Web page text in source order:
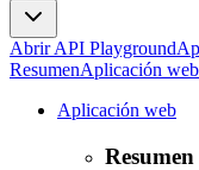
Abrir API Playground
ResumenAplicación web
Aplicación web
Resumen